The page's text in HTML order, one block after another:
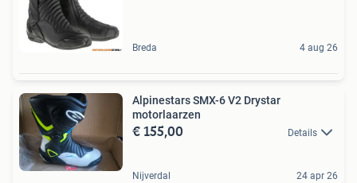
Breda 4 aug 26
Alpinestars SMX-6 V2 Drystar
motorlaarzen
€ 155,00 Details
Nijverdal 24 apr 26